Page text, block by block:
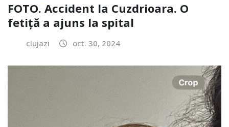
FOTO. Accident la Cuzdrioara. O
fetiță a ajuns la spital
clujazi oct. 30, 2024